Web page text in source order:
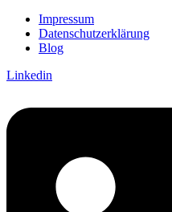
Impressum
Datenschutzerklärung
Blog
Linkedin